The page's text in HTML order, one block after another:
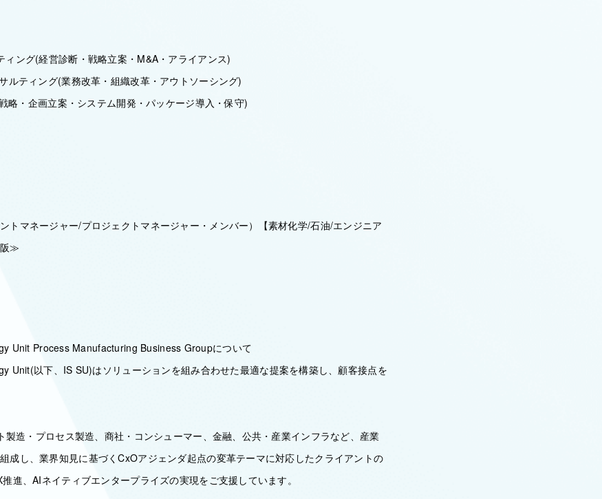
ィング(経営診断・戦略立案・M&A・アライアンス)
ルティング(業務改革・組織改革・アウトソーシング)
略・企画立案・システム開発・パッケージ導入・保守)
トマネージャー/プロジェクトマネージャー・メンバー）【素材化学/石油/エンジニア
阪≫
Unit Process Manufacturing Business Groupについて
Unit(以下、IS SU)はソリューションを組み合わせた最適な提案を構築し、顧客接点を
製造・プロセス製造、商社・コンシューマー、金融、公共・産業インフラなど、産業
成し、業界知見に基づくCxOアジェンダ起点の変革テーマに対応したクライアントの
進、AIネイティブエンタープライズの実現をご支援しています。